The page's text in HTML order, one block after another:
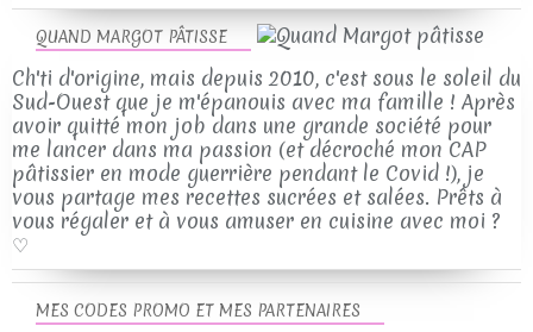
QUAND MARGOT PÂTISSE
Ch'ti d'origine, mais depuis 2010, c'est sous le soleil du
Sud-Ouest que je m'épanouis avec ma famille ! Après
avoir quitté mon job dans une grande société pour
me lancer dans ma passion (et décroché mon CAP
pâtissier en mode guerrière pendant le Covid !), je
vous partage mes recettes sucrées et salées. Prêts à
vous régaler et à vous amuser en cuisine avec moi ?
♡
MES CODES PROMO ET MES PARTENAIRES